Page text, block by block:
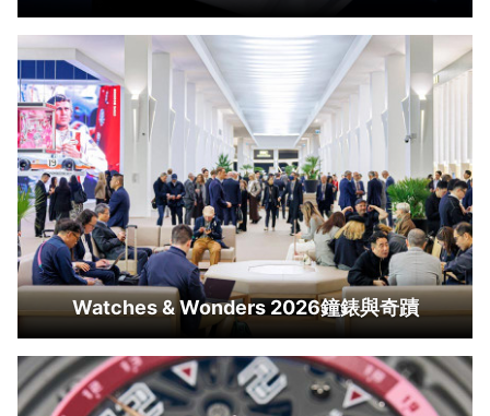
Watches & Wonders 2026鐘錶與奇蹟